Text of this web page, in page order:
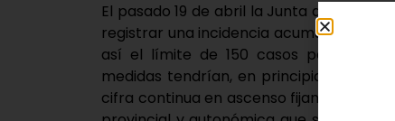
El pasado 19 de abril la Junta de
registrar una incidencia acumulada de
así el límite de 150 casos para
medidas tendrían, en principio, una
cifra continua en ascenso fijando la IA